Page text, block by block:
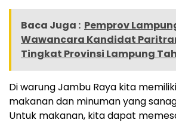
Baca Juga : Pemprov
Wawancara Kandidat
Tingkat Provinsi Lampung
Di warung Jambu Raya kita
makanan dan minuman yang
Untuk makanan, kita dapat